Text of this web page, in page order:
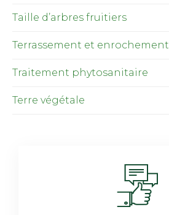
Taille d’arbres fruitiers
Terrassement et enrochement
Traitement phytosanitaire
Terre végétale